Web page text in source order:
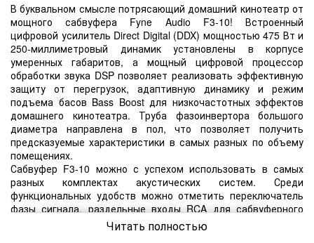
В буквальном смысле потрясающий домашний кинотеатр от
мощного сабвуфера Fyne Audio F3-10! Встроенный
цифровой усилитель Direct Digital (DDX) мощностью 475 Вт и
250-миллиметровый динамик установлены в корпусе
умеренных габаритов, а мощный цифровой процессор
обработки звука DSP позволяет реализовать эффективную
защиту от перегрузок, адаптивную динамику и режим
подъема басов Bass Boost для низкочастотных эффектов
домашнего кинотеатра. Труба фазоинвертора большого
диаметра направлена в пол, что позволяет получить
предсказуемые характеристики в самых разных по объему
помещениях.
Сабвуфер F3-10 можно с успехом использовать в самых
разных комплектах акустических систем. Среди
функциональных удобств можно отметить переключатель
фазы сигнала, раздельные входы RCA для сабвуферного
канала LFE от АВ-ресивера и от обычного стереовыхода
предусилителя, триггерное дситанционное управление,
Читать полностью